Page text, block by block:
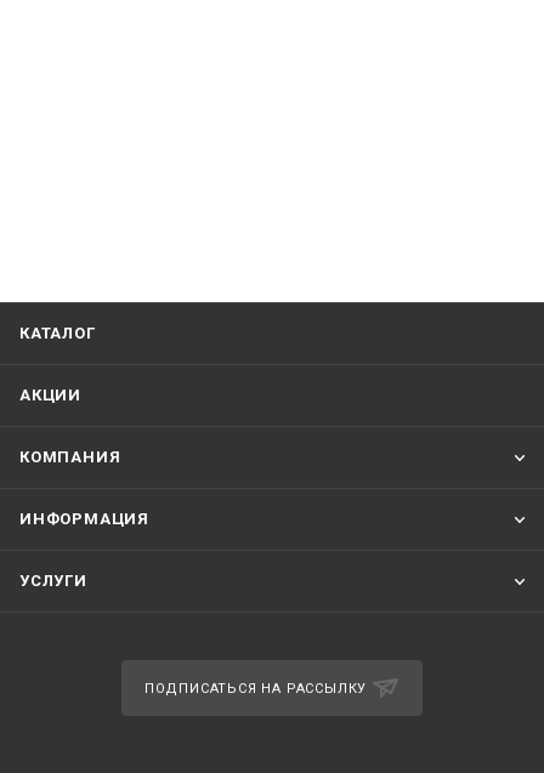
КАТАЛОГ
АКЦИИ
КОМПАНИЯ
ИНФОРМАЦИЯ
УСЛУГИ
ПОДПИСАТЬСЯ НА РАССЫЛКУ